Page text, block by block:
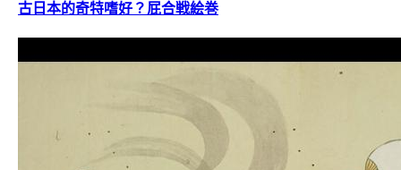
古日本的奇特嗜好？屁合戦絵巻